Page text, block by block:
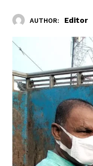
एक गंभीर रूप से
दहेज में
AUTHOR: Editor